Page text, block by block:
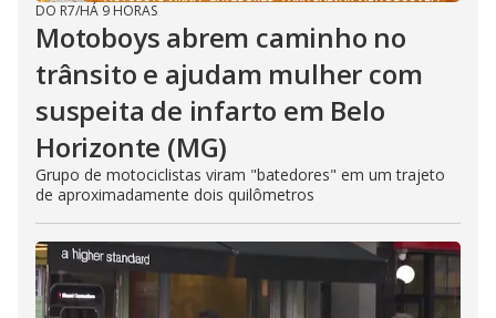
DO R7/HÁ 9 HORAS
Motoboys abrem caminho no
trânsito e ajudam mulher com
suspeita de infarto em Belo
Horizonte (MG)
Grupo de motociclistas viram "batedores" em um trajeto
de aproximadamente dois quilômetros